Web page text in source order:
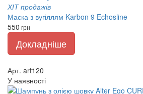
ХІТ продажів
Маска з вугіллям Karbon 9 Echosline
550 грн
Докладніше
Арт. art120
У наявності